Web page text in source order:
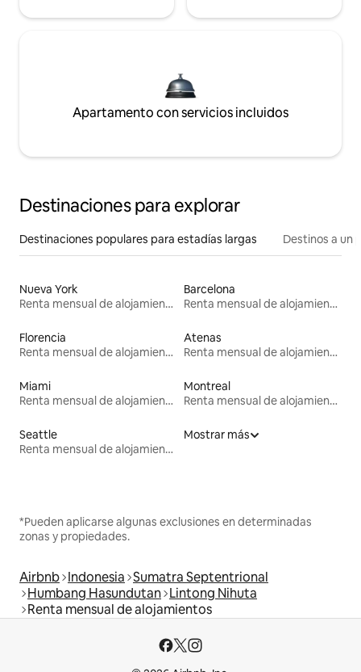
Apartamento con servicios incluidos
Destinaciones para explorar
Destinaciones populares para estadías largas Destinos a un
Nueva York
Renta mensual de alojamientos
Barcelona
Renta mensual de alojamientos
Florencia
Renta mensual de alojamientos
Atenas
Renta mensual de alojamientos
Miami
Renta mensual de alojamientos
Montreal
Renta mensual de alojamientos
Seattle
Renta mensual de alojamientos
Mostrar más
*Pueden aplicarse algunas exclusiones en determinadas
zonas y propiedades.
Airbnb Indonesia Sumatra Septentrional
Humbang Hasundutan Lintong Nihuta
Renta mensual de alojamientos